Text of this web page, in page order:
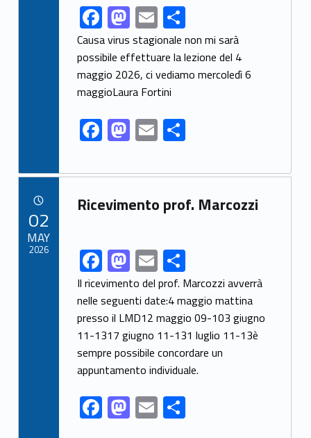
Link identifier share facebook archive #share-link-archive-98070F
ac
e
b
o
o
k
M
as
to
d
o
n
E
m
ai
l
S
h
ar
e
Causa virus stagionale non mi sarà
possibile effettuare la lezione del 4
maggio 2026, ci vediamo mercoledì 6
maggioLaura Fortini
F
ac
e
b
o
o
k
M
as
to
d
o
n
E
m
ai
l
S
ar
e
Link identifier archive #link-archive-91784
Ricevimento prof. Marcozzi
Link identifier share facebook archive #share-link-archive-62600F
ac
e
b
o
o
k
M
as
to
d
o
n
E
m
ai
l
S
h
ar
e
Il ricevimento del prof. Marcozzi avverrà
nelle seguenti date:4 maggio mattina
presso il LMD12 maggio 09-103 giugno
11-1317 giugno 11-131 luglio 11-13è
sempre possibile concordare un
appuntamento individuale.
F
ac
M
as
E
m
S
02
MAY
2026